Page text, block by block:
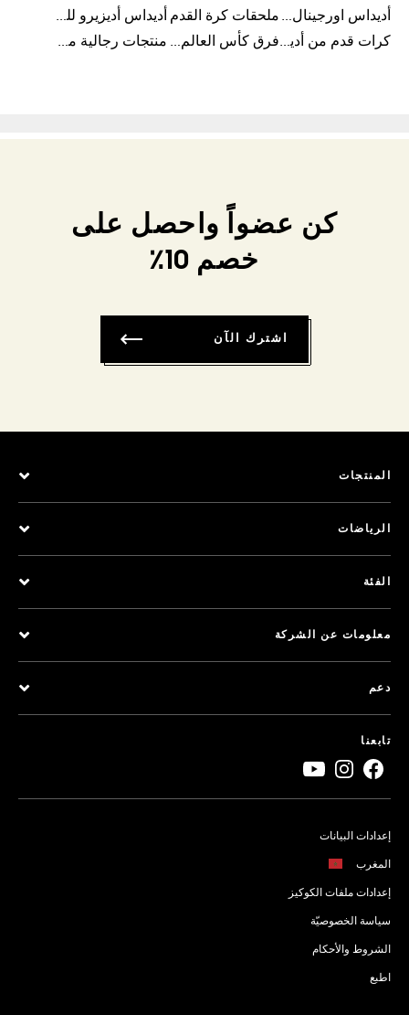
أديداس اورجينال نسائي ملحقات كرة القدم
أديداس أديزيرو للجري
كرات قدم من أديداس
فرق كأس العالم FIFA 26™ منتجات رجالية من أديداس
كن عضواً واحصل على
خصم 10٪
اشترك الآن
المنتجات
الرياضات
الفئة
معلومات عن الشركة
دعم
تابعنا
إعدادات البيانات
المغرب
إعدادات ملفات الكوكيز
سياسة الخصوصيّة
الشروط والأحكام
اطبع